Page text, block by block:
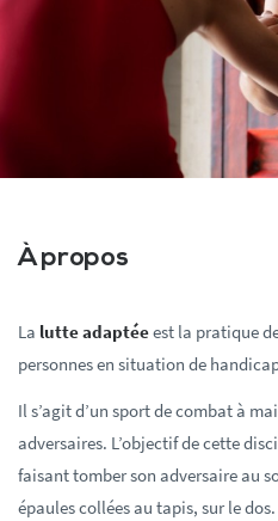
À propos
La lutte adaptéeest la pratique
personnes en situation de
Il s’agit d’un sport de combat à
adversaires. L’objectif de cette
faisant tomber son adversaire au
épaules collées au tapis, sur le dos.